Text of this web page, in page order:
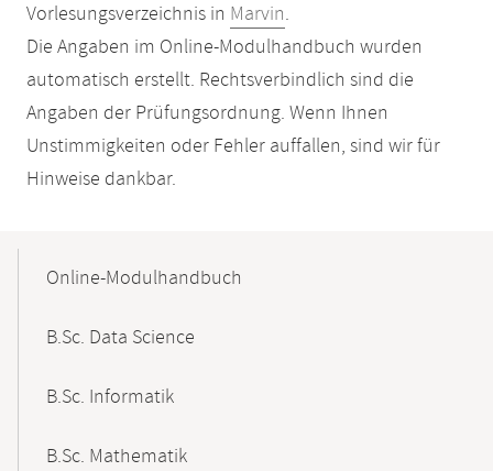
Vorlesungsverzeichnis in Marvin.
Die Angaben im Online-Modulhandbuch wurden
automatisch erstellt. Rechtsverbindlich sind die
Angaben der Prüfungsordnung. Wenn Ihnen
Unstimmigkeiten oder Fehler auffallen, sind wir für
Hinweise dankbar.
NavigationOnline-Modulhandbuch
B.Sc. Data Science
B.Sc. Informatik
B.Sc. Mathematik